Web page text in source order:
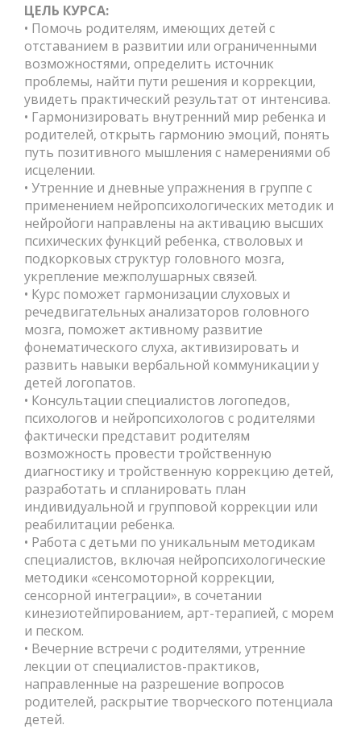
ЦЕЛЬ КУРСА:
• Помочь родителям, имеющих детей с
отставанием в развитии или ограниченными
возможностями, определить источник
проблемы, найти пути решения и коррекции,
увидеть практический результат от интенсива.
• Гармонизировать внутренний мир ребенка и
родителей, открыть гармонию эмоций, понять
путь позитивного мышления с намерениями об
исцелении.
• Утренние и дневные упражнения в группе с
применением нейропсихологических методик и
нейройоги направлены на активацию высших
психических функций ребенка, стволовых и
подкорковых структур головного мозга,
укрепление межполушарных связей.
• Курс поможет гармонизации слуховых и
речедвигательных анализаторов головного
мозга, поможет активному развитие
фонематического слуха, активизировать и
развить навыки вербальной коммуникации у
детей логопатов.
• Консультации специалистов логопедов,
психологов и нейропсихологов с родителями
фактически представит родителям
возможность провести тройственную
диагностику и тройственную коррекцию детей,
разработать и спланировать план
индивидуальной и групповой коррекции или
реабилитации ребенка.
• Работа с детьми по уникальным методикам
специалистов, включая нейропсихологические
методики «сенсомоторной коррекции,
сенсорной интеграции», в сочетании
кинезиотейпированием, арт-терапией, с морем
и песком.
• Вечерние встречи с родителями, утренние
лекции от специалистов-практиков,
направленные на разрешение вопросов
родителей, раскрытие творческого потенциала
детей.